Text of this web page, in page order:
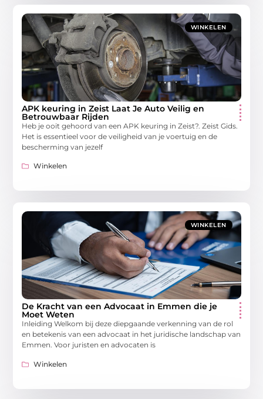
WINKELEN
APK keuring in Zeist Laat Je Auto Veilig en
Betrouwbaar Rijden
Heb je ooit gehoord van een APK keuring in Zeist?. Zeist Gids.
Het is essentieel voor de veiligheid van je voertuig en de
bescherming van jezelf
Winkelen
WINKELEN
De Kracht van een Advocaat in Emmen die je
Moet Weten
Inleiding Welkom bij deze diepgaande verkenning van de rol
en betekenis van een advocaat in het juridische landschap van
Emmen. Voor juristen en advocaten is
Winkelen